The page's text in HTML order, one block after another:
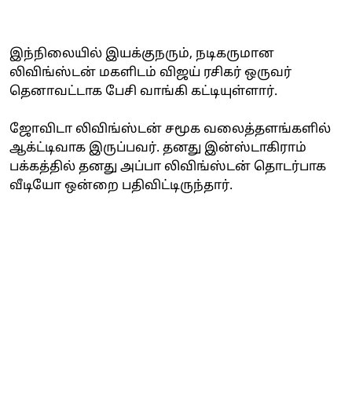
இந்நிலையில் இயக்குநரும், நடிகருமான
லிவிங்ஸ்டன் மகளிடம் விஜய் ரசிகர் ஒருவர்
தெனாவட்டாக பேசி வாங்கி கட்டியுள்ளார்.
ஜோவிடா லிவிங்ஸ்டன் சமூக வலைத்தளங்களில்
ஆக்ட்டிவாக இருப்பவர். தனது இன்ஸ்டாகிராம்
பக்கத்தில் தனது அப்பா லிவிங்ஸ்டன் தொடர்பாக
வீடியோ ஒன்றை பதிவிட்டிருந்தார்.